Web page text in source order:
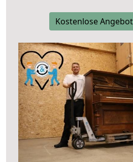
Kostenlose